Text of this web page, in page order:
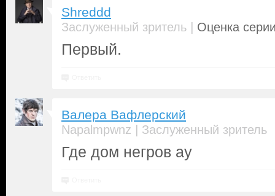
Shreddd
Заслуженный зритель | Оценка
Первый.
Валера Вафлерский
Napalmpwnz | Заслуженный зритель
Где дом негров ау